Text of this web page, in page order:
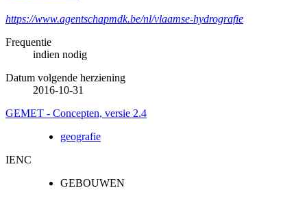
https://www.agentschapmdk.be/nl/vlaamse-hydrografie
Frequentie
indien nodig
Datum volgende herziening
2016-10-31
GEMET - Concepten, versie 2.4
geografie
IENC
GEBOUWEN